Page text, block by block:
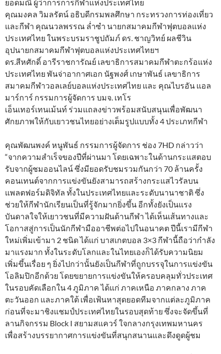
ยอดมณี ผู้ว่าการการกีฬาแห่งประเทศไทย
คุณมงคล วิมลรัตน์ อธิบดีกรมพลศึกษา กระทรวงการท่องเที่ยว
และกีฬา คุณนวลพรรณ ล่ำซำ นายกสมาคมกีฬาฟุตบอลแห่ง
ประเทศไทย ในพระบรมราชูปถัมภ์ ดร. ชาญวิทย์ ผลชีวิน
อุปนายกสมาคมกีฬาฟุตบอลแห่งประเทศไทยฯ
ดร.สีหศักดิ์ อารีราชการัณย์ เลขาธิการสมาคมกีฬาตะกร้อแห่ง
ประเทศไทย พันจ่าอากาศเอก นัฐพงศ์ เกษาพันธ์ เลขาธิการ
สมาคมกีฬาวอลเลย์บอลแห่งประเทศไทย และ คุณไบรอัน แอล
มาร์การ์ กรรมการผู้จัดการ บมจ. เทโร
เอ็นเทอร์เทนเม้นท์ ร่วมแถลงข่าวพร้อมสนับสนุนเพื่อพัฒนา
ศักยภาพให้กับเยาวชนไทยอย่างเต็มรูปแบบทั้ง 4 ประเภทกีฬา
คุณพัฒนพงค์ หนูพันธ์ กรรมการผู้จัดการ ช่อง 7HD กล่าวว่า
“จากความสำเร็จของปีที่ผ่านมา โดยเฉพาะในด้านกระแสตอบ
รับจากผู้ชมออนไลน์ ซึ่งมียอดรับชมรวมกันกว่า 70 ล้านครั้ง
คอนเทนต์จากการแข่งขันยังสามารถสร้างกระแสไวรัลบน
แพลตฟอร์มดิจิทัล ทั้งในประเทศไทยและระดับนานาชาติ ซึ่ง
ช่วยให้กีฬานักเรียนเป็นที่รู้จักมากยิ่งขึ้น อีกทั้งยังเป็นแรง
บันดาลใจให้เยาวชนที่มีความฝันด้านกีฬา ได้เห็นเส้นทางและ
โอกาสสู่การเป็นนักกีฬามืออาชีพต่อไปในอนาคต ปีนี้เรามีกีฬา
ใหม่เพิ่มเข้ามา 2 ชนิด ได้แก่ บาสเกตบอล 3×3 กีฬานี้ถือว่ากำลัง
มาแรงมาก ทั้งในระดับโลกและในไทยเองก็ได้รับความนิยม
เพิ่มขึ้นเรื่อย ๆ ยิ่งไปกว่านั้นยังเป็นกีฬาที่ถูกบรรจุในการแข่งขัน
โอลิมปิกอีกด้วย โดยขยายการแข่งขันให้ครอบคลุมทั่วประเทศ
ในรอบคัดเลือกใน 4 ภูมิภาค ได้แก่ ภาคเหนือ ภาคกลาง ภาค
ตะวันออก และภาคใต้ เพื่อเฟ้นหาสุดยอดทีมจากแต่ละภูมิภาค
ก่อนที่จะมาชิงแชมป์ประเทศไทยในรอบสุดท้าย ซึ่งจะจัดขึ้นที่
ลานกิจกรรม Block I สยามสแควร์ ใจกลางกรุงเทพมหานคร
เพื่อสร้างบรรยากาศการแข่งขันที่สนุกสนานและดึงดูดผู้ชม